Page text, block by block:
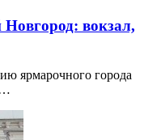
вокзал,
ярмарочного города